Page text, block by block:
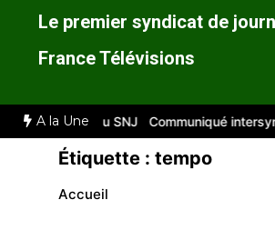
Le premier syndicat de
France Télévisions
A la Une
rendu du SNJ Communiqué
Étiquette : tempo
Accueil